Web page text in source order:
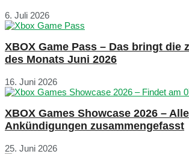
6. Juli 2026
XBOX Game Pass – Das bringt die
des Monats Juni 2026
16. Juni 2026
XBOX Games Showcase 2026 – Alle
Ankündigungen zusammengefasst
25. Juni 2026